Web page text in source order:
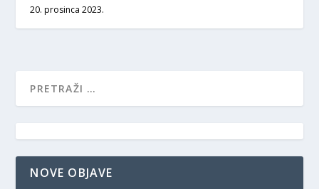
20. prosinca 2023.
NOVE OBJAVE